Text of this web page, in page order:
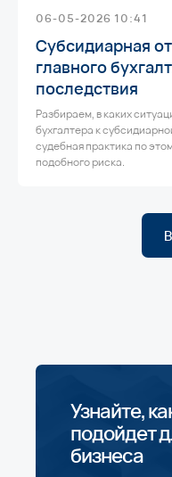
06-05-2026 10:41
Субсидиарная
главного
последствия
Разбираем, в каких
бухгалтера к
судебная практика по
подобного риска.
Узнайте,
подойдет
бизнеса